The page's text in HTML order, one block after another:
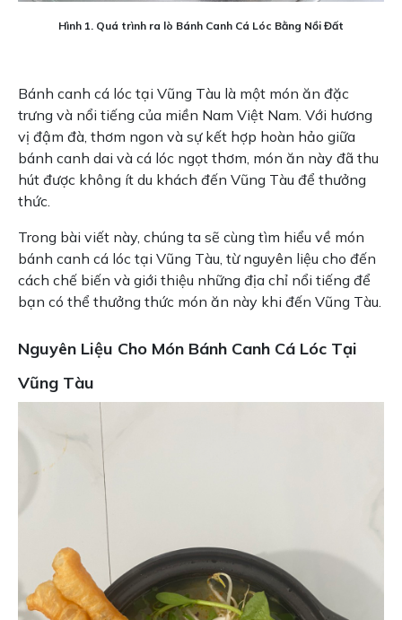
Hình 1. Quá trình ra lò Bánh Canh Cá Lóc Bằng Nồi Đất
Bánh canh cá lóc tại Vũng Tàu là một món ăn đặc
trưng và nổi tiếng của miền Nam Việt Nam. Với hương
vị đậm đà, thơm ngon và sự kết hợp hoàn hảo giữa
bánh canh dai và cá lóc ngọt thơm, món ăn này đã thu
hút được không ít du khách đến Vũng Tàu để thưởng
thức.
Trong bài viết này, chúng ta sẽ cùng tìm hiểu về món
bánh canh cá lóc tại Vũng Tàu, từ nguyên liệu cho đến
cách chế biến và giới thiệu những địa chỉ nổi tiếng để
bạn có thể thưởng thức món ăn này khi đến Vũng Tàu.
Nguyên Liệu Cho Món Bánh Canh Cá Lóc Tại
Vũng Tàu